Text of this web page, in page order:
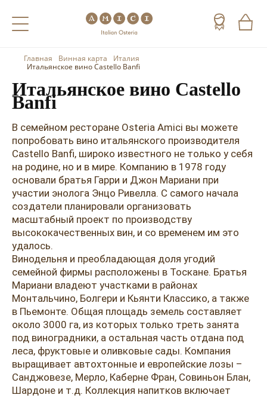
Назад
Холодные напитки
Кофе
Назад
Вино
Игристое вино
Портвейн
Херес
Красные вина
Розовые вина
Итальянские вина
Французские вина
Испанские вина
Назад
Виски
Арманьяк
Текила
Мескаль
Кальвадос
Ром
Граппа
Водка
Саке
Пиво
Главная Винная карта
Италия
Итальянское вино Castello Banfi
Итальянское вино Castello
Banfi
В семейном ресторане Osteria Amici вы можете
попробовать вино итальянского производителя
Castello Banfi, широко известного не только у себя
на родине, но и в мире. Компанию в 1978 году
основали братья Гарри и Джон Мариани при
участии энолога Энцо Ривелла. С самого начала
создатели планировали организовать
масштабный проект по производству
высококачественных вин, и со временем им это
удалось.
Винодельня и преобладающая доля угодий
семейной фирмы расположены в Тоскане. Братья
Мариани владеют участками в районах
Монтальчино, Болгери и Кьянти Классико, а также
в Пьемонте. Общая площадь земель составляет
около 3000 га, из которых только треть занята
под виноградники, а остальная часть отдана под
леса, фруктовые и оливковые сады. Компания
выращивает автохтонные и европейские лозы –
Санджовезе, Мерло, Каберне Фран, Совиньон Блан,
Шардоне и т.д. Коллекция напитков включает